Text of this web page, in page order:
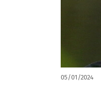
05/01/2024